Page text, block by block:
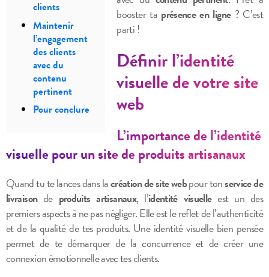
clients
Maintenir
l’engagement
des clients
avec du
contenu
pertinent
Pour conclure
booster ta présence en ligne? C’est
parti !
Définir l’identité
visuelle de votre site
web
L’importance de l’identité
visuelle pour un site de produits artisanaux
Quand tu te lances dans lacréation de site webpour tonservice de
livraisonde produits artisanaux, l’identité visuelleest un des
premiers aspects à ne pas négliger. Elle est le reflet de l’authenticité
et de la qualité de tes produits. Une identité visuelle bien pensée
permet de te démarquer de la concurrence et de créer une
connexion émotionnelle avec tes clients.